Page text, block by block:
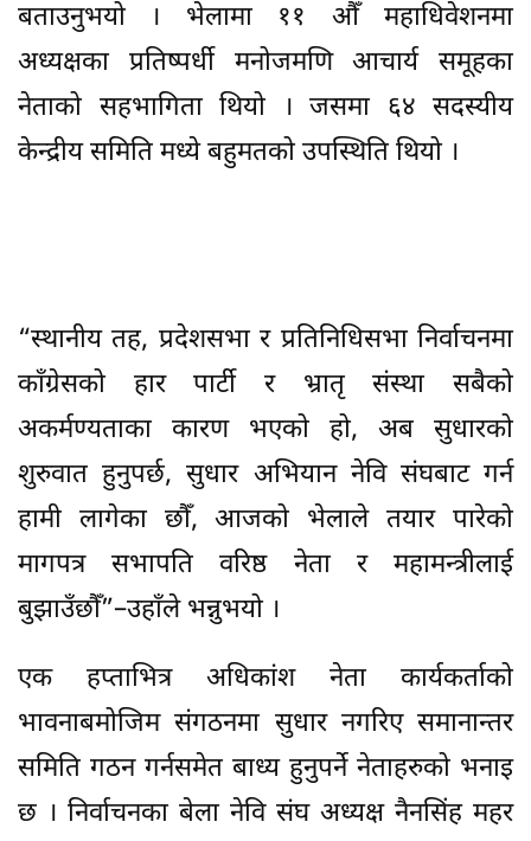
बताउनुभयो । भेलामा ११ औँ महाधिवेशनमा
अध्यक्षका प्रतिष्पर्धी मनोजमणि आचार्य समूहका
नेताको सहभागिता थियो । जसमा ६४ सदस्यीय
केन्द्रीय समिति मध्ये बहुमतको उपस्थिति थियो ।
“स्थानीय तह, प्रदेशसभा र प्रतिनिधिसभा निर्वाचनमा
काँग्रेसको हार पार्टी र भ्रातृ संस्था सबैको
अकर्मण्यताका कारण भएको हो, अब सुधारको
शुरुवात हुनुपर्छ, सुधार अभियान नेवि संघबाट गर्न
हामी लागेका छौँ, आजको भेलाले तयार पारेको
मागपत्र सभापति वरिष्ठ नेता र महामन्त्रीलाई
बुझाउँछौँ”–उहाँले भन्नुभयो ।
एक हप्ताभित्र अधिकांश नेता कार्यकर्ताको
भावनाबमोजिम संगठनमा सुधार नगरिए समानान्तर
समिति गठन गर्नसमेत बाध्य हुनुपर्ने नेताहरुको भनाइ
छ । निर्वाचनका बेला नेवि संघ अध्यक्ष नैनसिंह महर